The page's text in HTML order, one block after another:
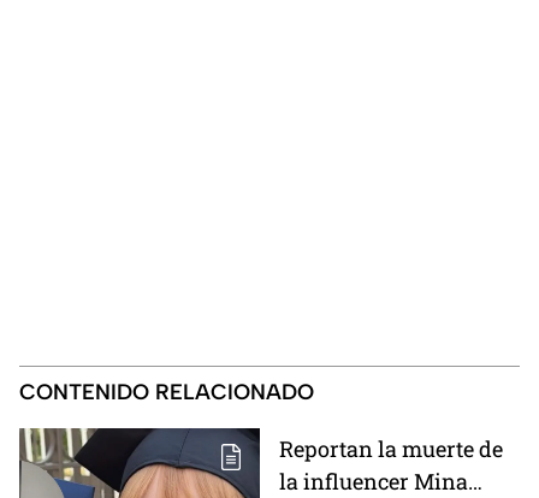
CONTENIDO RELACIONADO
Reportan la muerte de
la influencer Mina